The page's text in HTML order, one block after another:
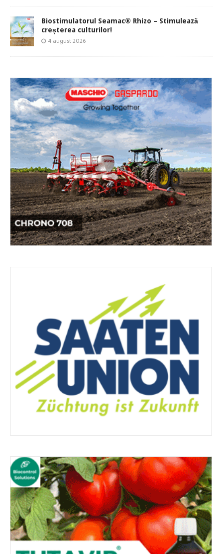
Biostimulatorul Seamac® Rhizo – Stimulează
creșterea culturilor!
4 august 2026